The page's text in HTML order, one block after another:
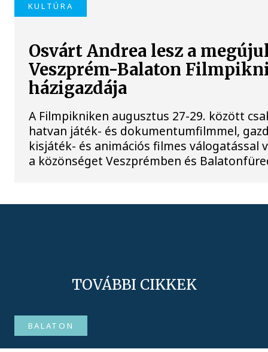
KULTÚRA
Osvárt Andrea lesz a
Veszprém-Balaton
házigazdája
A Filmpikniken augusztus 27-29. között
hatvan játék- és dokumentumfilmmel,
kisjáték- és animációs filmes válogatással
a közönséget Veszprémben és
TOVÁBBI CIKKEK
BALATON